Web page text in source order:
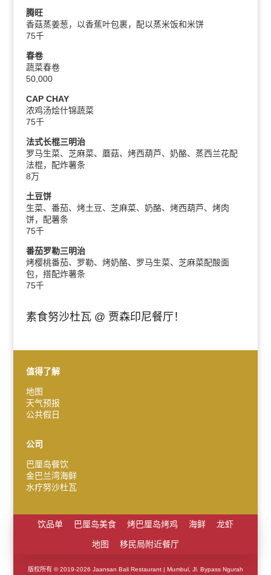
腾旺
香菇蒸姜葱，以香蕉叶包裹，配以蒸米饭和米饼
75千
春卷
蔬菜春卷
50,000
CAP CHAY
浓鸡汤烩什锦蔬菜
75千
法式长棍三明治
罗马生菜、芝麻菜、蘑菇、烤西葫芦、奶酪、蒸西兰花配
法棍，配炸薯条
8万
土豆饼
生菜、番茄、烤土豆、芝麻菜、奶酪、烤西葫芦、烤肉
饼，配薯条
75千
番茄罗勒三明治
烤樱桃番茄、罗勒、烤奶酪、罗马生菜、芝麻菜配酸面
包，搭配炸薯条
75千
素食努沙杜瓦 @ 贾森印尼餐厅！
值得了解
地图
天气预报
公共假日
公司
巴厘岛餐饮
金巴兰湾海鲜
水疗努沙杜瓦
饮品单 巴厘岛美食 烤巴厘岛烤鸡 海鲜 龙虾
地图 移民局附近餐厅
版权所有 © 2019-2026 Jaansan Bali Restaurant | Mumbul, Jl. Bypass Ngurah
Français
Deutsch